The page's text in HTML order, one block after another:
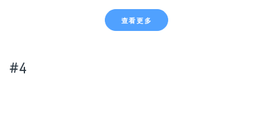
查看更多
#4